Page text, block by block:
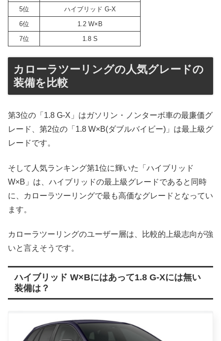
5位
ハイブリッド G-X
6位
1.2 W×B
7位
1.8 S
カローラツーリングの人気グレードの
装備を比較
第3位の「1.8 G-X」はガソリン・ノンターボ車の最廉価グ
レード、第2位の「1.8 W×B(ダブルバイビー)」は最上級グ
レードです。
そして人気ランキング第1位に輝いた「ハイブリッド
W×B」は、ハイブリッドの最上級グレードであると同時
に、カローラツーリングで最も高価なグレードとなってい
ます。
カローラツーリングのユーザー層は、比較的上級志向が強
いと言えそうです。
ハイブリッド W×Bにはあって1.8 G-Xには無い
装備は？